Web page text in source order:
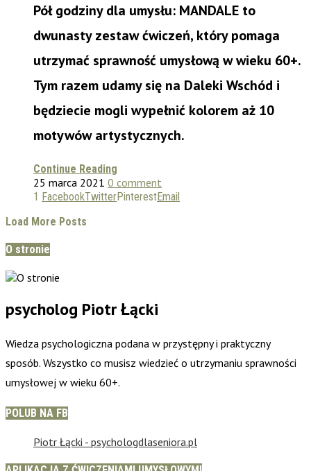
Pół godziny dla umysłu: MANDALE to
dwunasty zestaw ćwiczeń, który pomaga
utrzymać sprawność umysłową w wieku 60+.
Tym razem udamy się na Daleki Wschód i
będziecie mogli wypełnić kolorem aż 10
motywów artystycznych.
Continue Reading
25 marca 2021 0 comment
1 FacebookTwitterPinterestEmail
Load More Posts
O stronie
psycholog Piotr Łącki
Wiedza psychologiczna podana w przystępny i praktyczny
sposób. Wszystko co musisz wiedzieć o utrzymaniu sprawności
umysłowej w wieku 60+.
POLUB NA FB
Piotr Łącki - psychologdlaseniora.pl